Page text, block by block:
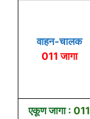
वाहन-चालक
011 जागा
एकूण जागा : 011